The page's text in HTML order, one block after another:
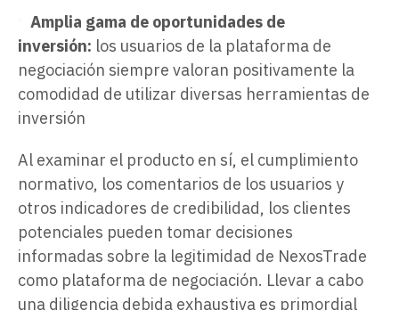
Amplia gama de oportunidades de
inversión: los usuarios de la plataforma de
negociación siempre valoran positivamente la
comodidad de utilizar diversas herramientas de
inversión
Al examinar el producto en sí, el cumplimiento
normativo, los comentarios de los usuarios y
otros indicadores de credibilidad, los clientes
potenciales pueden tomar decisiones
informadas sobre la legitimidad de NexosTrade
como plataforma de negociación. Llevar a cabo
una diligencia debida exhaustiva es primordial